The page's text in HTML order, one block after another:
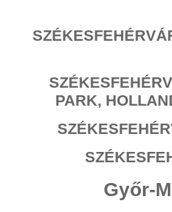
PARK,
Győr-